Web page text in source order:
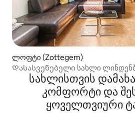
ლოფტი (Zottegem)
Დასასვენებელი სახლი
არდენშისახლისთვის
კომფორტი და
ყოველთვიური